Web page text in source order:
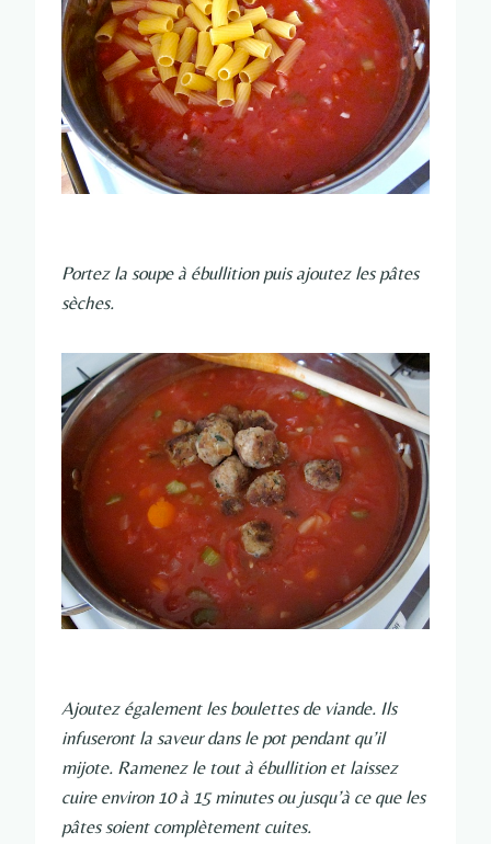
Portez la soupe à ébullition puis ajoutez les pâtes
sèches.
Ajoutez également les boulettes de viande. Ils
infuseront la saveur dans le pot pendant qu’il
mijote. Ramenez le tout à ébullition et laissez
cuire environ 10 à 15 minutes ou jusqu’à ce que les
pâtes soient complètement cuites.